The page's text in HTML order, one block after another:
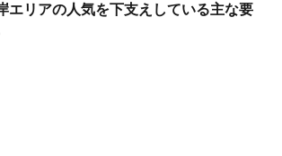
エリアの人気を下支えしている主な要